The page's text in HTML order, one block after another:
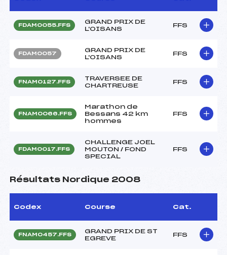
FDAM0055.FFS
GRAND PRIX DE
L'OISANS
FFS
FDAM0057
GRAND PRIX DE
L'OISANS
FFS
FNAM0127.FFS
TRAVERSEE DE
CHARTREUSE
FFS
FNAM0066.FFS
Marathon de
Bessans 42 km
hommes
FFS
FDAM0017.FFS
CHALLENGE JOEL
MOUTON / FOND
SPECIAL
FFS
Résultats Nordique 2008
Codex Course Cat.
FNAM0457.FFS
GRAND PRIX DE ST
EGREVE
FFS